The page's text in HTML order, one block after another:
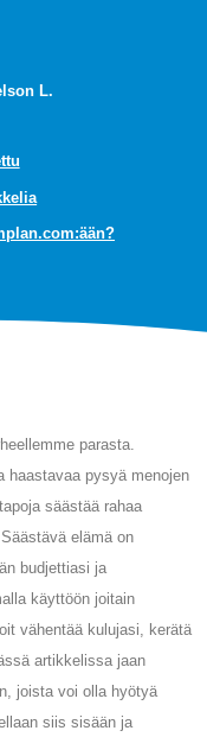
L.
parasta.
haastavaa pysyä menojen
säästää rahaa
elämä on
budjettiasi ja
käyttöön joitain
vähentää kulujasi, kerätä
artikkelissa jaan
joista voi olla hyötyä
siis sisään ja